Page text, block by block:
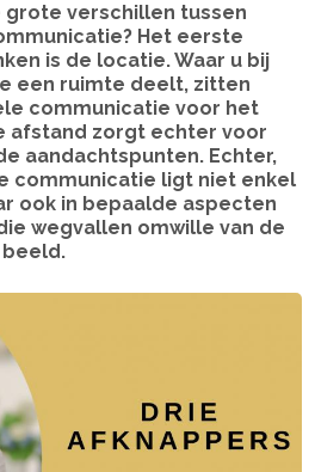
grote verschillen tussen
Het eerste
is de locatie. Waar u bij
een ruimte deelt, zitten
communicatie voor het
afstand zorgt echter voor
aandachtspunten. Echter,
communicatie ligt niet enkel
ook in bepaalde aspecten
wegvallen omwille van de